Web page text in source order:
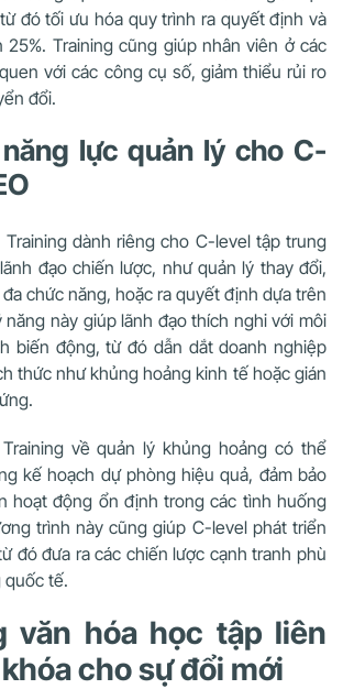
đó tối ưu hóa quy trình ra quyết định và
25%. Training cũng giúp nhân viên ở các
với các công cụ số, giảm thiểu rủi ro
đổi.
lực quản lý cho C-
dành riêng cho C-level tập trung
đạo chiến lược, như quản lý thay đổi,
chức năng, hoặc ra quyết định dựa trên
này giúp lãnh đạo thích nghi với môi
biến động, từ đó dẫn dắt doanh nghiệp
thức như khủng hoảng kinh tế hoặc gián
về quản lý khủng hoảng có thể
kế hoạch dự phòng hiệu quả, đảm bảo
hoạt động ổn định trong các tình huống
trình này cũng giúp C-level phát triển
đó đưa ra các chiến lược cạnh tranh phù
quốc tế.
văn hóa học tập liên
cho sự đổi mới